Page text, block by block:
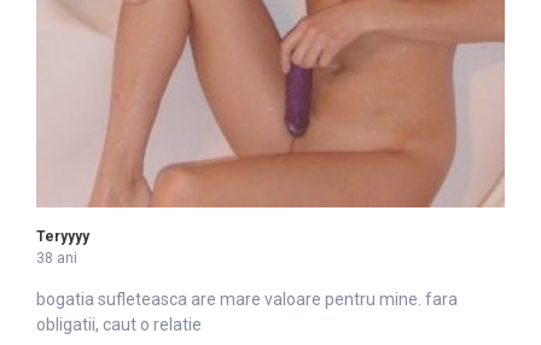
Teryyyy
38 ani
bogatia sufleteasca are mare valoare pentru mine. fara
obligatii, caut o relatie